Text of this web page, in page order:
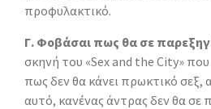
προφυλακτικό.
Γ. Φοβάσαι πως θα σε
σκηνή του «Sex and the City»
πως δεν θα κάνει πρωκτικό σεξ,
αυτό, κανένας άντρας δεν θα σε